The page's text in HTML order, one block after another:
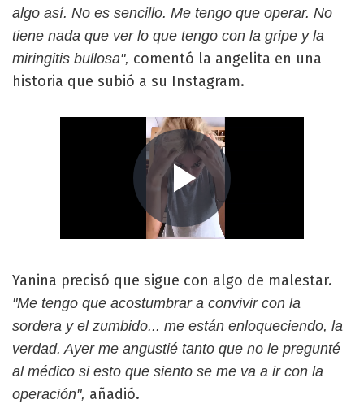
algo así. No es sencillo. Me tengo que operar. No
tiene nada que ver lo que tengo con la gripe y la
miringitis bullosa", comentó la angelita en una
historia que subió a su Instagram.
Yanina precisó que sigue con algo de malestar.
"Me tengo que acostumbrar a convivir con la
sordera y el zumbido... me están enloqueciendo, la
verdad. Ayer me angustié tanto que no le pregunté
al médico si esto que siento se me va a ir con la
operación", añadió.